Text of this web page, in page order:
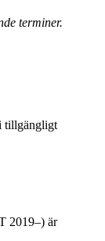
terminer.
tillgängligt
2019–) är